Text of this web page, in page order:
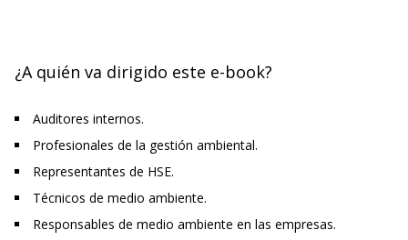
¿A quién va dirigido este e-book?
Auditores internos.
Profesionales de la gestión ambiental.
Representantes de HSE.
Técnicos de medio ambiente.
Responsables de medio ambiente en las empresas.